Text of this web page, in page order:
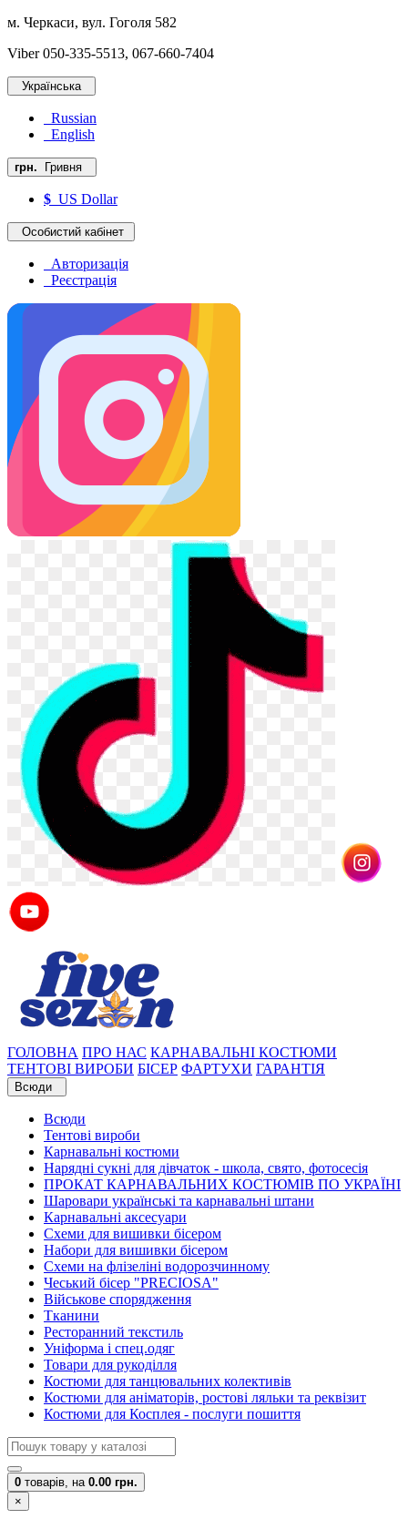
м. Черкаси, вул. Гоголя 582
Viber 050-335-5513, 067-660-7404
Українська
Russian
English
грн. Гривня
$ US Dollar
Особистий кабінет
Авторизація
Реєстрація
ГОЛОВНА ПРО НАС КАРНАВАЛЬНІ КОСТЮМИ
ТЕНТОВІ ВИРОБИ БІСЕР ФАРТУХИ ГАРАНТІЯ
Всюди
Всюди
Тентові вироби
Карнавальні костюми
Нарядні сукні для дівчаток - школа, свято, фотосесія
ПРОКАТ КАРНАВАЛЬНИХ КОСТЮМІВ ПО УКРАЇНІ
Шаровари українські та карнавальні штани
Карнавальні аксесуари
Схеми для вишивки бісером
Набори для вишивки бісером
Схеми на флізеліні водорозчинному
Чеський бісер "PRECIOSA"
Військове спорядження
Тканини
Ресторанний текстиль
Уніформа і спец.одяг
Товари для рукоділля
Костюми для танцювальних колективів
Костюми для аніматорів, ростові ляльки та реквізит
Костюми для Косплея - послуги пошиття
0 товарів, на 0.00 грн.
×